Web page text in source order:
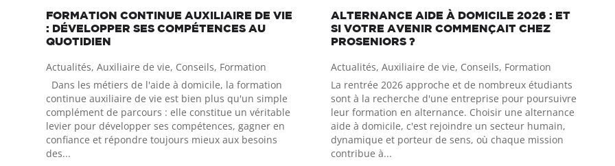
FORMATION CONTINUE AUXILIAIRE DE VIE
: DÉVELOPPER SES COMPÉTENCES AU
QUOTIDIEN
Actualités,Auxiliaire de vie, Conseils, Formation
Dans les métiers de l'aide à domicile, la formation
continue auxiliaire de vie est bien plus qu'un simple
complément de parcours : elle constitue un véritable
levier pour développer ses compétences, gagner en
confiance et répondre toujours mieux aux besoins
des...
ALTERNANCE AIDE À DOMICILE 2026 : ET
SI VOTRE AVENIR COMMENÇAIT CHEZ
PROSENIORS ?
Actualités,Auxiliaire de vie, Conseils, Formation
La rentrée 2026 approche et de nombreux étudiants
sont à la recherche d'une entreprise pour poursuivre
leur formation en alternance. Choisir une alternance
aide à domicile, c'est rejoindre un secteur humain,
dynamique et porteur de sens, où chaque mission
contribue à...